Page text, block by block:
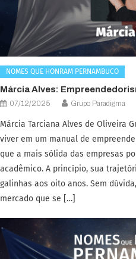
NOMES QUE HONRAM PERNAMBUCO
Márcia Alves:
07/12/2025 Grupo Paradigma
Márcia Tarciana Alves de Oliveira
viver em um manual de
que a mais sólida das empresas
acadêmico. A princípio, sua
galinhas aos oito anos. Sem
mercado que se […]